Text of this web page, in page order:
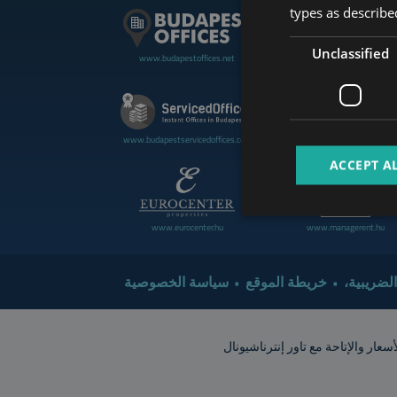
www.budapestoffices.net
www.budapestservicedoffices.com
www.managerent.hu
www.eurocenter.hu
خريطة الموقع سياسة الخصوصية
types as
Unclassified
ACCEPT